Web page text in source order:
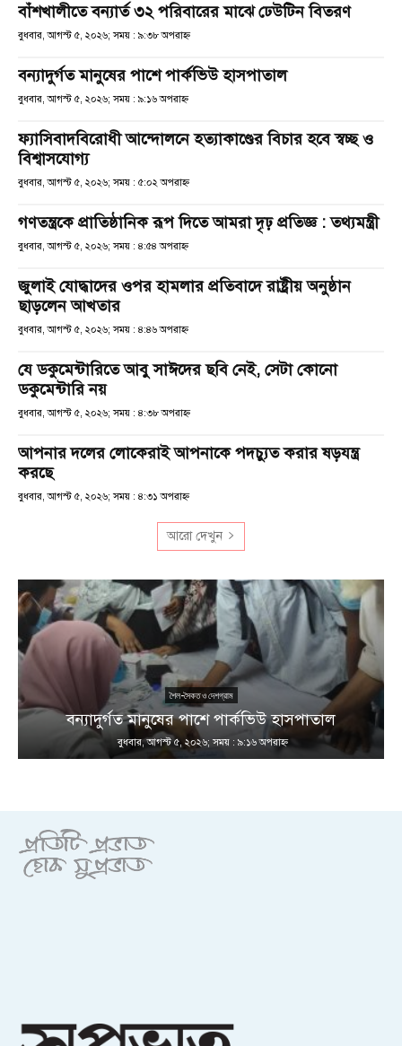
বাঁশখালীতে বন্যার্ত ৩২ পরিবারের মাঝে ঢেউটিন বিতরণ
বুধবার, আগস্ট ৫, ২০২৬; সময় : ৯:৩৮ অপরাহ্ণ
বন্যাদুর্গত মানুষের পাশে পার্কভিউ হাসপাতাল
বুধবার, আগস্ট ৫, ২০২৬; সময় : ৯:১৬ অপরাহ্ণ
ফ্যাসিবাদবিরোধী আন্দোলনে হত্যাকাণ্ডের বিচার হবে স্বচ্ছ ও
বিশ্বাসযোগ্য
বুধবার, আগস্ট ৫, ২০২৬; সময় : ৫:০২ অপরাহ্ণ
গণতন্ত্রকে প্রাতিষ্ঠানিক রূপ দিতে আমরা দৃঢ় প্রতিজ্ঞ : তথ্যমন্ত্রী
বুধবার, আগস্ট ৫, ২০২৬; সময় : ৪:৫৪ অপরাহ্ণ
জুলাই যোদ্ধাদের ওপর হামলার প্রতিবাদে রাষ্ট্রীয় অনুষ্ঠান
ছাড়লেন আখতার
বুধবার, আগস্ট ৫, ২০২৬; সময় : ৪:৪৬ অপরাহ্ণ
যে ডকুমেন্টারিতে আবু সাঈদের ছবি নেই, সেটা কোনো
ডকুমেন্টারি নয়
বুধবার, আগস্ট ৫, ২০২৬; সময় : ৪:৩৮ অপরাহ্ণ
আপনার দলের লোকেরাই আপনাকে পদচ্যুত করার ষড়যন্ত্র
করছে
বুধবার, আগস্ট ৫, ২০২৬; সময় : ৪:৩১ অপরাহ্ণ
আরো দেখুন
শৈল-সৈকত ও দেশগ্রাম
বন্যাদুর্গত মানুষের পাশে পার্কভিউ হাসপাতাল
বুধবার, আগস্ট ৫, ২০২৬; সময় : ৯:১৬ অপরাহ্ণ